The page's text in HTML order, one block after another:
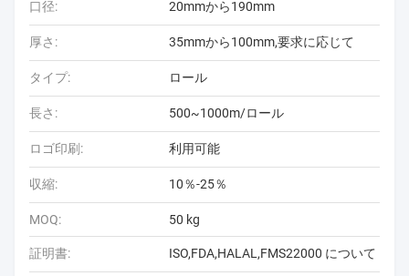
口径: 20mmから190mm
厚さ: 35mmから100mm,要求に応じて
タイプ: ロール
長さ: 500~1000m/ロール
ロゴ印刷: 利用可能
収縮: 10％-25％
MOQ: 50 kg
証明書: ISO,FDA,HALAL,FMS22000 について